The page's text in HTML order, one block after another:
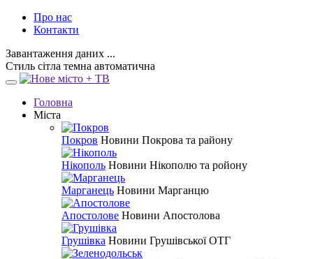
Про нас
Контакти
Завантаження даних ...
Стиль сітла темна автоматична
Головна
Міста
Покров Новини Покрова та району
Нікополь Новини Нікополю та ройону
Марганець Новини Марганцю
Апостолове Новини Апостолова
Грушівка Новини Грушівської ОТГ